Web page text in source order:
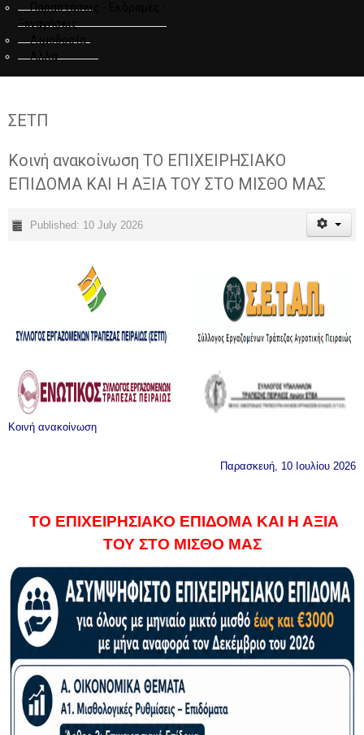
Παραστάσεις - Εκδρομές -
Ξεναγήσεις
Αιμοδοσία
Άλλα
ΣΕΤΠ
Κοινή ανακοίνωση ΤΟ ΕΠΙΧΕΙΡΗΣΙΑΚΟ
ΕΠΙΔΟΜΑ ΚΑΙ Η ΑΞΙΑ ΤΟΥ ΣΤΟ ΜΙΣΘΟ ΜΑΣ
Published: 10 July 2026
Κοινή ανακοίνωση
Παρασκευή, 10 Ιουλίου 2026
ΤΟ ΕΠΙΧΕΙΡΗΣΙΑΚΟ ΕΠΙΔΟΜΑ ΚΑΙ Η ΑΞΙΑ
ΤΟΥ ΣΤΟ ΜΙΣΘΟ ΜΑΣ